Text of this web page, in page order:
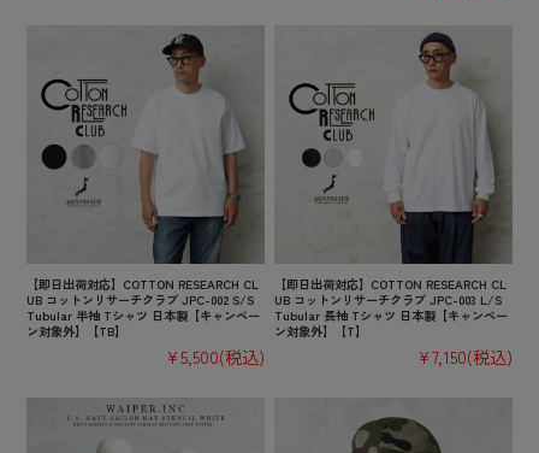
【即日出荷対応】COTTON RESEARCH CL
UB コットンリサーチクラブ JPC-002 S/S
Tubular 半袖 Tシャツ 日本製【キャンペー
ン対象外】【TB】
¥5,500(税込)
【即日出荷対応】COTTON RESEARCH CL
UB コットンリサーチクラブ JPC-003 L/S
Tubular 長袖 Tシャツ 日本製【キャンペー
ン対象外】【T】
¥7,150(税込)